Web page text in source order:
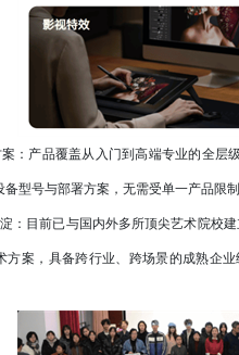
产品覆盖从入门到高端专业的全层
型号与部署方案，无需受单一产品限制
目前已与国内外多所顶尖艺术院校建
方案，具备跨行业、跨场景的成熟企